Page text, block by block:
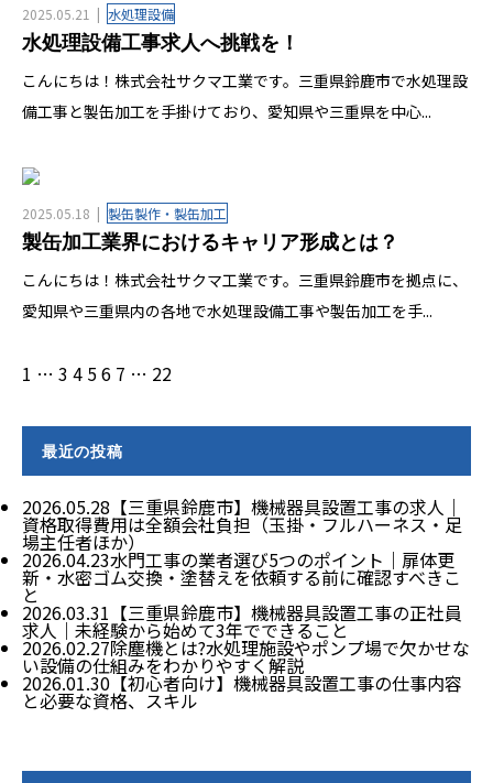
2025.05.21 水処理設備
水処理設備工事求人へ挑戦を！
こんにちは！株式会社サクマ工業です。三重県鈴鹿市で水処理設
備工事と製缶加工を手掛けており、愛知県や三重県を中心...
2025.05.18 製缶製作・製缶加工
製缶加工業界におけるキャリア形成とは？
こんにちは！株式会社サクマ工業です。三重県鈴鹿市を拠点に、
愛知県や三重県内の各地で水処理設備工事や製缶加工を手...
1 … 3 4 56 7 … 22
最近の投稿
2026.05.28 【三重県鈴鹿市】機械器具設置工事の求人｜
資格取得費用は全額会社負担（玉掛・フルハーネス・足
場主任者ほか）
2026.04.23水門工事の業者選び5つのポイント｜扉体更
新・水密ゴム交換・塗替えを依頼する前に確認すべきこ
と
2026.03.31 【三重県鈴鹿市】機械器具設置工事の正社員
求人｜未経験から始めて3年でできること
2026.02.27除塵機とは?水処理施設やポンプ場で欠かせな
い設備の仕組みをわかりやすく解説
2026.01.30【初心者向け】機械器具設置工事の仕事内容
と必要な資格、スキル